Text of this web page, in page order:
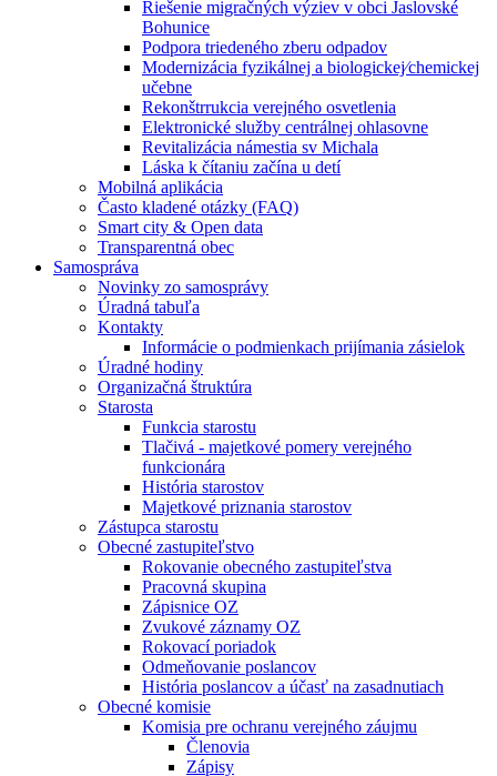
Riešenie migračných výziev v obci Jaslovské
Bohunice
Podpora triedeného zberu odpadov
Modernizácia fyzikálnej a biologickej⁄chemickej
učebne
Rekonštrrukcia verejného osvetlenia
Elektronické služby centrálnej ohlasovne
Revitalizácia námestia sv Michala
Láska k čítaniu začína u detí
Mobilná aplikácia
Často kladené otázky (FAQ)
Smart city & Open data
Transparentná obec
Samospráva
Novinky zo samosprávy
Úradná tabuľa
Kontakty
Informácie o podmienkach prijímania zásielok
Úradné hodiny
Organizačná štruktúra
Starosta
Funkcia starostu
Tlačivá - majetkové pomery verejného
funkcionára
História starostov
Majetkové priznania starostov
Zástupca starostu
Obecné zastupiteľstvo
Rokovanie obecného zastupiteľstva
Pracovná skupina
Zápisnice OZ
Zvukové záznamy OZ
Rokovací poriadok
Odmeňovanie poslancov
História poslancov a účasť na zasadnutiach
Obecné komisie
Komisia pre ochranu verejného záujmu
Členovia
Zápisy